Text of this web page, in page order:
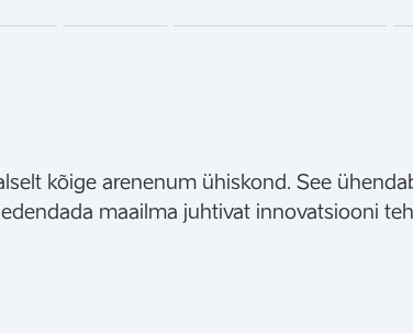
kõige arenenum ühiskond. See
maailma juhtivat innovatsiooni